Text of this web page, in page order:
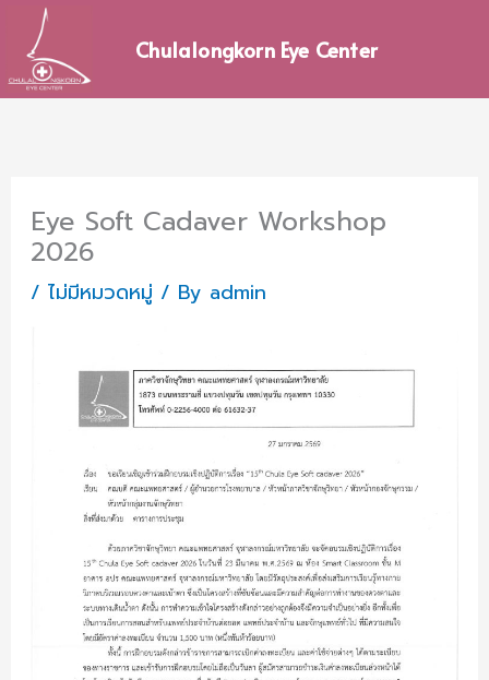
content
Chulalongkorn Eye Center
Eye Soft Cadaver Workshop
2026
/ ไม่มีหมวดหมู่ / By admin